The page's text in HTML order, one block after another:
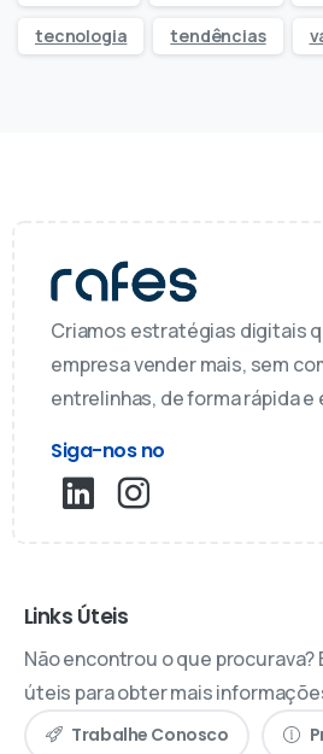
tecnologia tendências
Criamos estratégias digitais
empresa vender mais, sem
entrelinhas, de forma rápida e
Siga-nos no
Links Úteis
Não encontrou o que procurava?
úteis para obter mais
Trabalhe Conosco